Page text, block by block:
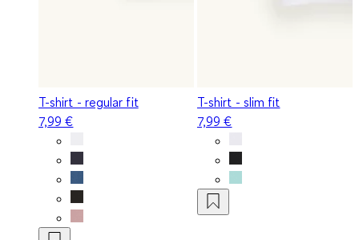
T-shirt - regular fit
7,99 €
T-shirt - slim fit
7,99 €